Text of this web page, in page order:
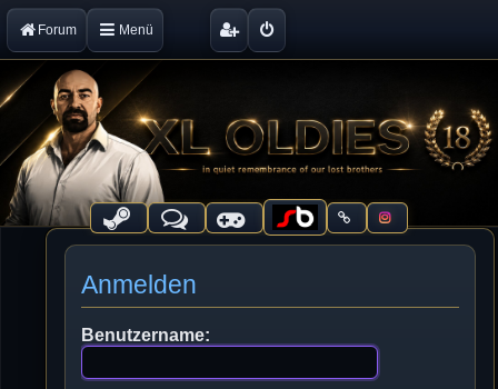
Forum Menü
Anmelden
Benutzername: